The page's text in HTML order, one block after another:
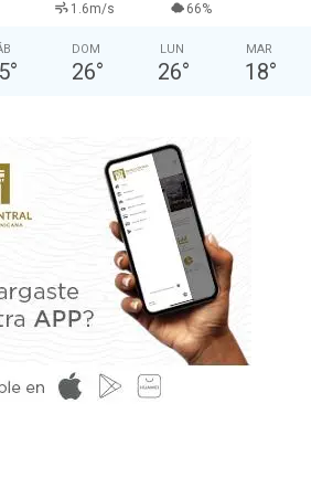
1.6m/s 66%
°
DOM
26°
LUN
26°
MAR
18°